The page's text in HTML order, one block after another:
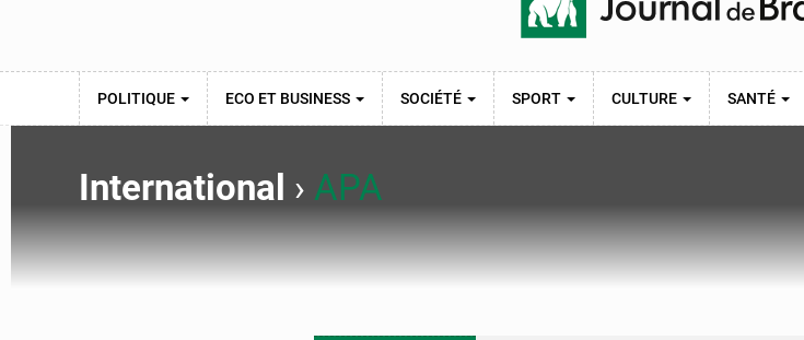
POLITIQUE ECO ET BUSINESS SOCIÉTÉ SPORT CULTURE SANTÉ
International › APA